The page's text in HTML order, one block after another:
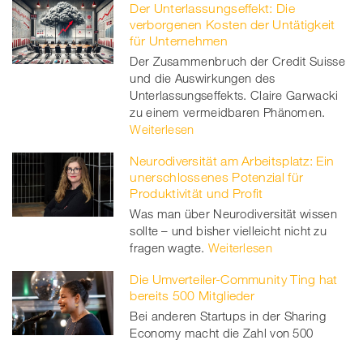
Facebook
on
twitt
er
linkedinXing
Der Unterlassungseffekt: Die
verborgenen Kosten der Untätigkeit
für Unternehmen
Der Zusammenbruch der Credit Suisse
und die Auswirkungen des
Unterlassungseffekts. Claire Garwacki
zu einem vermeidbaren Phänomen.
Weiterlesen
Neurodiversität am Arbeitsplatz: Ein
unerschlossenes Potenzial für
Produktivität und Profit
Was man über Neurodiversität wissen
sollte – und bisher vielleicht nicht zu
fragen wagte. Weiterlesen
Die Umverteiler-Community Ting hat
bereits 500 Mitglieder
Bei anderen Startups in der Sharing
Economy macht die Zahl von 500